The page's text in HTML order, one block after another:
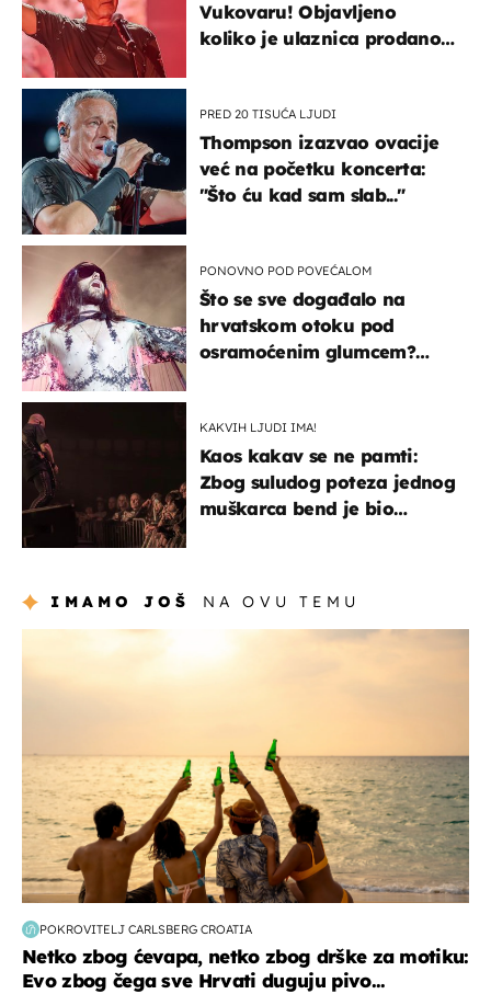
Vukovaru! Objavljeno
koliko je ulaznica prodano
PRED 20 TISUĆA LJUDI
Thompson izazvao ovacije
već na početku koncerta:
"Što ću kad sam slab..."
PONOVNO POD POVEĆALOM
Što se sve događalo na
hrvatskom otoku pod
osramoćenim glumcem?
KAKVIH LJUDI IMA!
Kaos kakav se ne pamti:
Zbog suludog poteza jednog
muškarca bend je bio
IMAMO JOŠ NA OVU TEMU
POKROVITELJ CARLSBERG CROATIA
Netko zbog ćevapa, netko zbog drške za motiku:
Evo zbog čega sve Hrvati duguju pivo...